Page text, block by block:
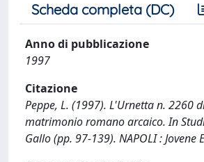
Scheda completa (DC)
Anno di pubblicazione
1997
Citazione
Peppe, L. (1997). L'Urnetta n. 2260
matrimonio romano arcaico. In
Gallo (pp. 97-139). NAPOLI : Jovene